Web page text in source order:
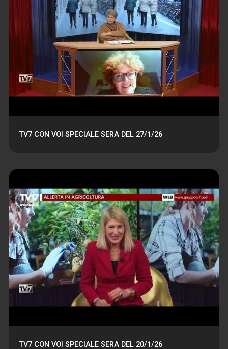
TV7 CON VOI SPECIALE SERA DEL 27/1/26
TV7 CON VOI SPECIALE SERA DEL 20/1/26